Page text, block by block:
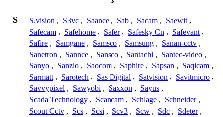
S S.vision , S3vc , Saance , Sab , Sacam , Saewit ,
Safecam , Safehome , Safer , Safesky Cn , Safevant ,
Safire , Samgane , Samsco , Samsung , Sanan-cctv ,
Sanetron , Sannce , Sansco , Santachi , Santec-video ,
Sanyo , Sanzio , Saocom , Saphire , Sapsan , Saqicam ,
Sarmatt , Sarotech , Sas Digital , Satvision , Savitmicro ,
Savvypixel , Sawyobi , Saxxon , Sayus ,
Scada Technology , Scancam , Schlage , Schneider ,
Scout Cctv , Scs , Scsi , Scv3 , Scw , Sdc , Sdeter ,